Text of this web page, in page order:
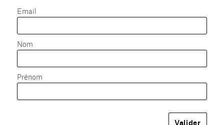
Email
Nom
Prénom